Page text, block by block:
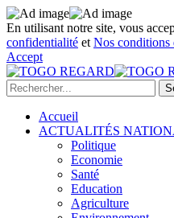
En utilisant notre site, vous
confidentialité et Nos conditions
Accept
Accueil
ACTUALITÉS
Politique
Economie
Santé
Education
Agriculture